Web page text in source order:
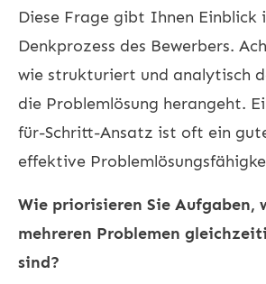
Diese Frage gibt Ihnen Einblick
Denkprozess des Bewerbers.
wie strukturiert und analytisch
die Problemlösung herangeht.
für-Schritt-Ansatz ist oft ein
effektive
Wie priorisieren Sie Aufgaben,
mehreren Problemen
sind?